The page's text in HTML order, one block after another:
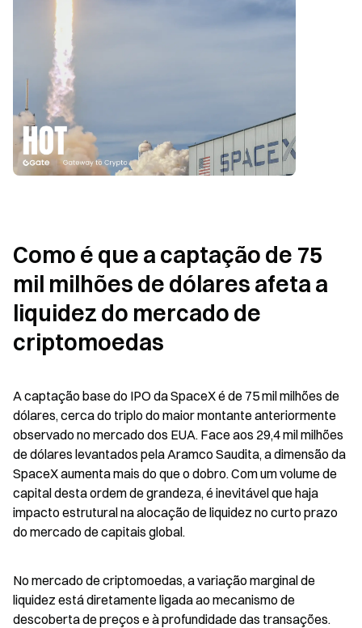
Como é que a captação de 75
mil milhões de dólares afeta a
liquidez do mercado de
criptomoedas
A captação base do IPO da SpaceX é de 75 mil milhões de
dólares, cerca do triplo do maior montante anteriormente
observado no mercado dos EUA. Face aos 29,4 mil milhões
de dólares levantados pela Aramco Saudita, a dimensão da
SpaceX aumenta mais do que o dobro. Com um volume de
capital desta ordem de grandeza, é inevitável que haja
impacto estrutural na alocação de liquidez no curto prazo
do mercado de capitais global.
No mercado de criptomoedas, a variação marginal de
liquidez está diretamente ligada ao mecanismo de
descoberta de preços e à profundidade das transações.